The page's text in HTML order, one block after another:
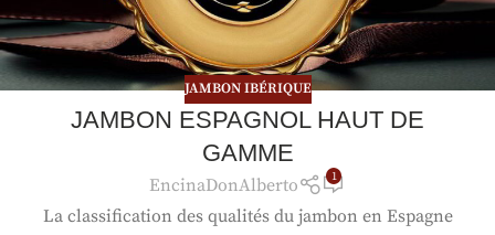
JAMBON IBÉRIQUE
JAMBON ESPAGNOL HAUT DE
GAMME
EncinaDonAlberto 1
La classification des qualités du jambon en Espagne